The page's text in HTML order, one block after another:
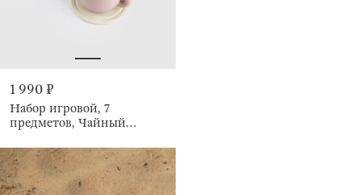
1 990 ₽
Набор игровой, 7
предметов, Чайный